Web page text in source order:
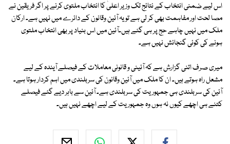
اس لیے ضمنی انتخاب کے نتائج تک وزیر اعلیٰ کا انتخاب ملتوی کرنے پر اگر فریقین نے
مصا لحت اور مفاہمت بھی کر لی ہے تو یہ آئین وقانون کے دائرے میں نہیں ہے۔ ارکان
ملک میں نہیں چاہے حج پر ہی گئے ہیں۔آئین میں اس بنیاد پر بھی انتخاب ملتوی
ہونے کی کوئی گنجائش نہیں ہے۔
میری صرف اتنی گزارش ہے کہ آئینی و قانونی معاملات کے فیصلے آیندہ کے لیے
مشعل راہ ہوتے ہیں۔ ان کا ملک میں آئین وقانون کی سربلندی میں اہم کردار ہوتا ہے۔
آئین کی سربلندی ہی جمہوریت کی سربلندی ہے۔ آئین سے باہر دیے گئے فیصلے
کتنے ہی اچھے کیوں نہ ہوں وہ جمہوریت کے لیے اچھے نہیں ہیں۔